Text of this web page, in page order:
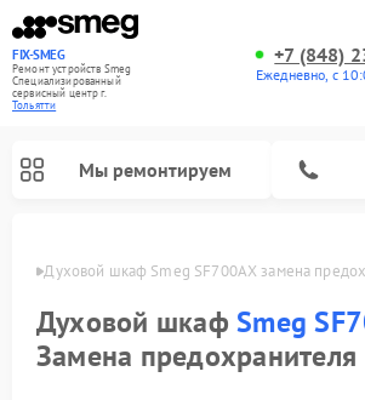
FIX-SMEG
Ремонт устройств Smeg
Специализированный
cервисный центр г.
Тольятти
+7 (848)
Ежедневно, с
Мы ремонтируем
Духовой шкаф Smeg SF700AX замена
Духовой шкафSmeg
Замена предохранителя